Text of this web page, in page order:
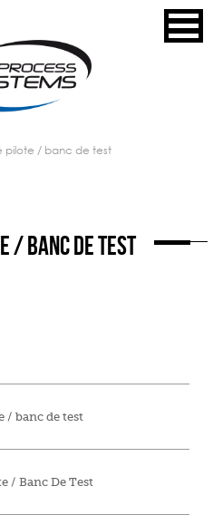
pilote / banc de test
/ BANC DE TEST
/ banc de test
/ Banc De Test